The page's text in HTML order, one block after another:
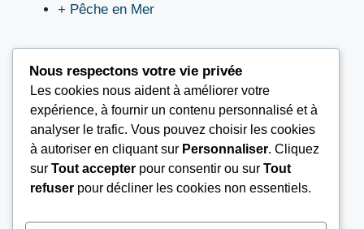
+ Pêche en Mer
LIEN UTILES
Nous contacter
Mentions légales
À propos
Nous respectons votre vie privée
Les cookies nous aident à améliorer votre
expérience, à fournir un contenu personnalisé et à
analyser le trafic. Vous pouvez choisir les cookies
à autoriser en cliquant sur Personnaliser. Cliquez
sur Tout accepter pour consentir ou sur Tout
refuser pour décliner les cookies non essentiels.